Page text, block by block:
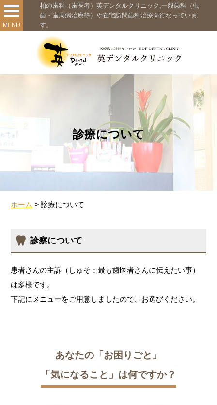
MENU
柏の歯科（歯医者）英デンタルクリニック,一般歯科（虫
歯・歯周病治療等）や在宅訪問歯科治療を行なっていま
す。
診療について
ホーム >診療について
診察について
患者さんの主訴（しゅそ：最も歯医者さんに伝えたい事）
は多様です。
下記にメニューをご用意しましたので、お選びください。
あなたの「お困りごと」
「気になること」は何ですか？